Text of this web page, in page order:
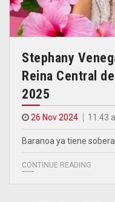
Stephany
Reina Central
2025
26 Nov 2024 11.43
Baranoa ya tiene
CONTINUE READING